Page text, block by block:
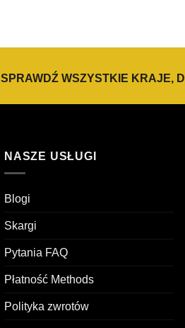
SPRAWDŹ WSZYSTKIE KRAJE,
NASZE USŁUGI
Blogi
Skargi
Pytania FAQ
Płatność Methods
Polityka zwrotów